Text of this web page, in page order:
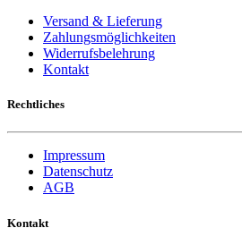
Versand & Lieferung
Zahlungsmöglichkeiten
Widerrufsbelehrung
Kontakt
Rechtliches
Impressum
Datenschutz
AGB
Kontakt